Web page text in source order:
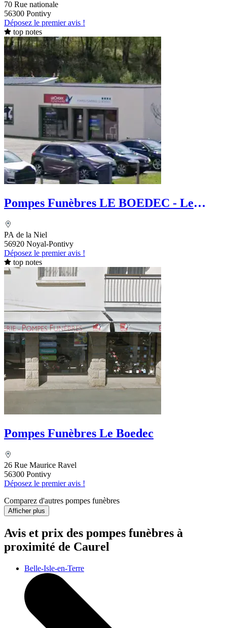
70 Rue nationale
56300 Pontivy
Déposez le premier avis !
top notes
Pompes Funèbres LE BOEDEC - Le
PA de la Niel
56920 Noyal-Pontivy
Déposez le premier avis !
top notes
Pompes Funèbres Le Boedec
26 Rue Maurice Ravel
56300 Pontivy
Déposez le premier avis !
Comparez d'autres pompes funèbres
Afficher plus
Avis et prix des pompes funèbres à
proximité de Caurel
Belle-Isle-en-Terre